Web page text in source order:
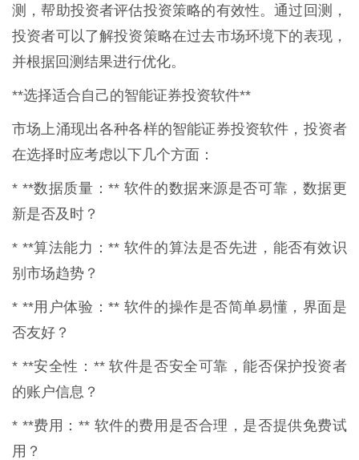
测，帮助投资者评估投资策略的有效性。通过回测，
投资者可以了解投资策略在过去市场环境下的表现，
并根据回测结果进行优化。
**选择适合自己的智能证券投资软件**
市场上涌现出各种各样的智能证券投资软件，投资者
在选择时应考虑以下几个方面：
* **数据质量：** 软件的数据来源是否可靠，数据更
新是否及时？
* **算法能力：** 软件的算法是否先进，能否有效识
别市场趋势？
* **用户体验：** 软件的操作是否简单易懂，界面是
否友好？
* **安全性：** 软件是否安全可靠，能否保护投资者
的账户信息？
* **费用：** 软件的费用是否合理，是否提供免费试
用？